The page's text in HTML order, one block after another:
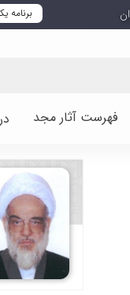
برنامه
فهرست آثار مجد